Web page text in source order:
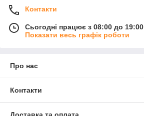
Контакти
Сьогодні працює з 08:00 до 19:00
Показати весь графік роботи
Про нас
Контакти
Доставка та оплата